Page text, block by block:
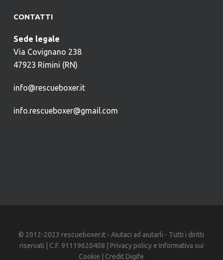
CONTATTI
Sede legale
Via Covignano 238
47923 Rimini (RN)
info@rescueboxer.it
info.rescueboxer@gmail.com
© 2012-2023 rescueboxer.it - Aiutaci ad aiutarli - Tutti i diritti
riservati | C.F. 91119620408 | Privacy policye Informativa sui
Cookie | Credit Digife